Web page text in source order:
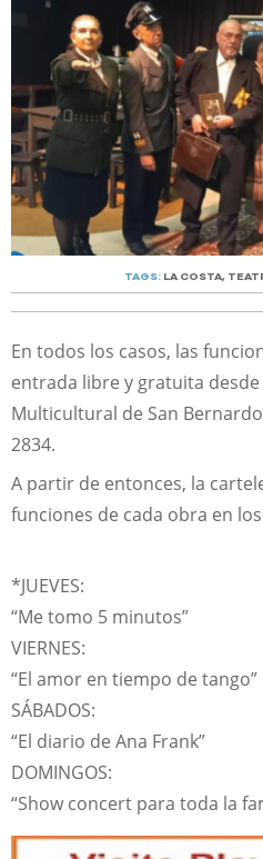
TAGS: LA COSTA,
En todos los casos, las
entrada libre y gratuita desde
Multicultural de San
2834.
A partir de entonces, la
funciones de cada obra en
*JUEVES:
“Me tomo 5 minutos”
VIERNES:
“El amor en tiempo de tango”
SÁBADOS:
“El diario de Ana Frank”
DOMINGOS:
“Show concert para toda la